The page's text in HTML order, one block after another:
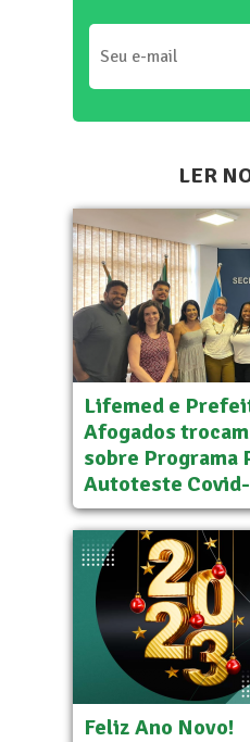
LER
Lifemed e
Afogados
sobre Programa
Autoteste
Feliz Ano Novo!